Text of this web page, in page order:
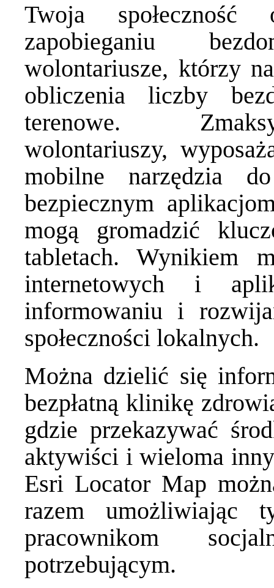
Twoja
zapobieganiu
wolontariusze, którzy
obliczenia liczby
terenowe.
wolontariuszy,
mobilne narzędzia
bezpiecznym
mogą gromadzić
tabletach. Wynikiem
internetowych i
informowaniu i
społeczności lokalnych.
Można dzielić się
bezpłatną klinikę
gdzie przekazywać
aktywiści i wieloma
Esri Locator Map
razem umożliwiając
pracownikom
potrzebującym.